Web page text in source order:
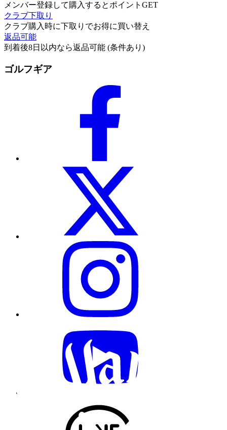
メンバー登録して購入するとポイントGET
クラブ下取り
クラブ購入時に下取りでお得に買い替え
返品可能
到着後8日以内なら返品可能 (条件あり)
ゴルフギア